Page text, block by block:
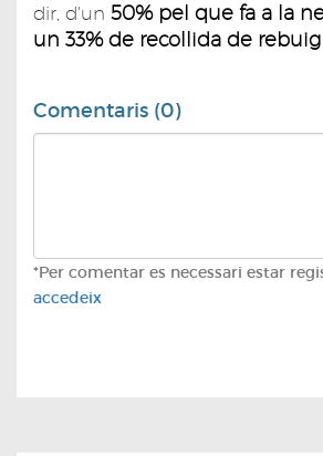
dir, d'un 50% pel que fa a la
un 33% de recollida de
Comentaris (0)
*Per comentar es necessari estar
accedeix